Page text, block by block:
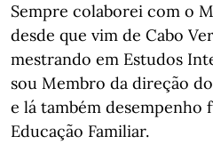
Sempre colaborei com o
desde que vim de Cabo
mestrando em Estudos
sou Membro da direção
e lá também desempenho
Educação Familiar.